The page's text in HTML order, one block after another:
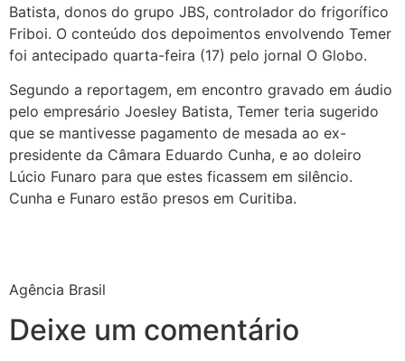
Batista, donos do grupo JBS, controlador do frigorífico
Friboi. O conteúdo dos depoimentos envolvendo Temer
foi antecipado quarta-feira (17) pelo jornal O Globo.
Segundo a reportagem, em encontro gravado em áudio
pelo empresário Joesley Batista, Temer teria sugerido
que se mantivesse pagamento de mesada ao ex-
presidente da Câmara Eduardo Cunha, e ao doleiro
Lúcio Funaro para que estes ficassem em silêncio.
Cunha e Funaro estão presos em Curitiba.
Agência Brasil
Deixe um comentário